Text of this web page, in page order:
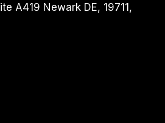
A419 Newark DE, 19711,